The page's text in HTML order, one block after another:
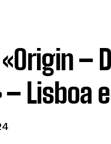
–
Lisboa